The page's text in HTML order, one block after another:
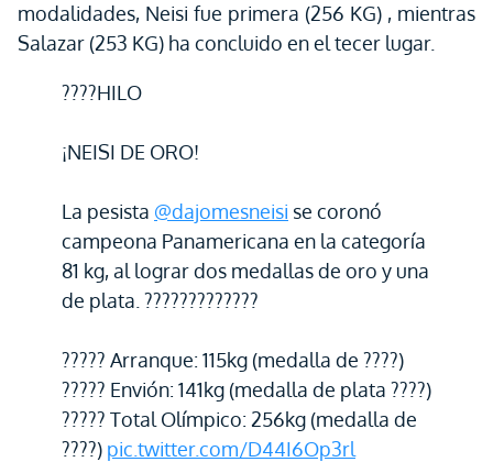
modalidades, Neisi fue primera (256 KG) , mientras
Salazar (253 KG) ha concluido en el tecer lugar.
????HILO
¡NEISI DE ORO!
La pesista @dajomesneisi se coronó
campeona Panamericana en la categoría
81 kg, al lograr dos medallas de oro y una
de plata. ?????????????
????? Arranque: 115kg (medalla de ????)
????? Envión: 141kg (medalla de plata ????)
????? Total Olímpico: 256kg (medalla de
????) pic.twitter.com/D44I6Op3rl